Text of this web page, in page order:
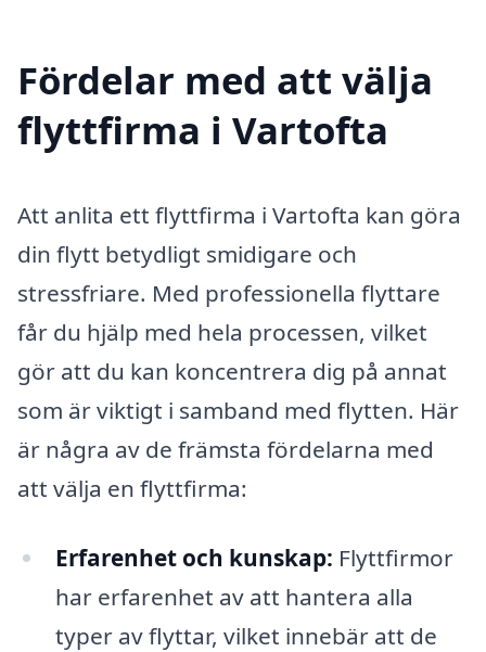
Fördelar med att välja
flyttfirma i Vartofta
Att anlita ett flyttfirma i Vartofta kan göra
din flytt betydligt smidigare och
stressfriare. Med professionella flyttare
får du hjälp med hela processen, vilket
gör att du kan koncentrera dig på annat
som är viktigt i samband med flytten. Här
är några av de främsta fördelarna med
att välja en flyttfirma:
Erfarenhet och kunskap: Flyttfirmor
har erfarenhet av att hantera alla
typer av flyttar, vilket innebär att de